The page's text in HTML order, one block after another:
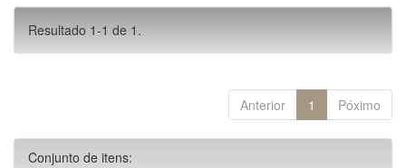
Resultado 1-1 de 1.
Anterior 1 Póximo
Conjunto de itens: